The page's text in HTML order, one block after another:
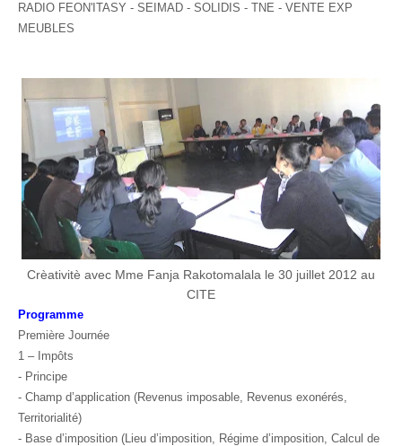
RADIO FEON'ITASY - SEIMAD - SOLIDIS - TNE - VENTE EXP
MEUBLES
Crèativitè avec Mme Fanja Rakotomalala le 30 juillet 2012 au
CITE
Programme
Première Journée
1 – Impôts
- Principe
- Champ d’application (Revenus imposable, Revenus exonérés,
Territorialité)
- Base d’imposition (Lieu d’imposition, Régime d’imposition, Calcul de